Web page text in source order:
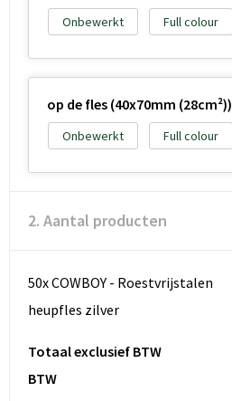
Onbewerkt Full colour
op de fles (40x70mm (28cm²))
Onbewerkt Full colour
2. Aantal producten
50x COWBOY - Roestvrijstalen
heupfles zilver
Totaal exclusief BTW
BTW